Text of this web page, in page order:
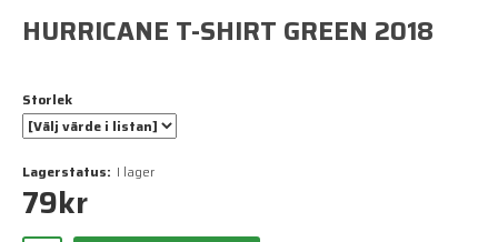
HURRICANE T-SHIRT GREEN 2018
Storlek
Lagerstatus: I lager
79kr